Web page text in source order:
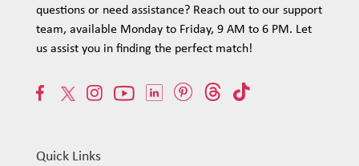
questions or need assistance? Reach out to our support
team, available Monday to Friday, 9 AM to 6 PM. Let
us assist you in finding the perfect match!
Quick Links